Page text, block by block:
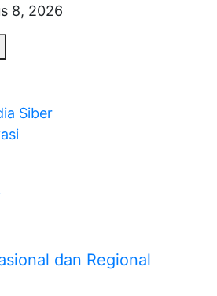
8, 2026
Siber
dan Regional